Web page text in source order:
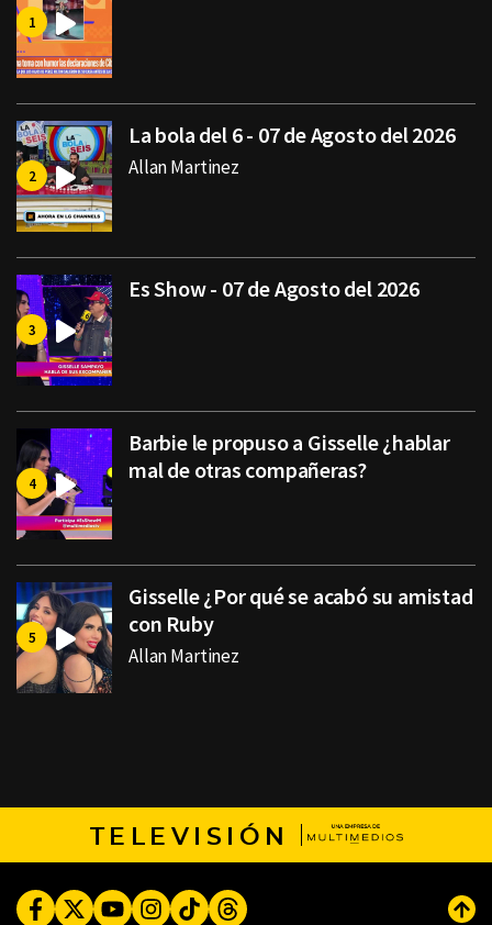
La bola del 6 - 07 de Agosto del 2026
Allan Martinez
Es Show - 07 de Agosto del 2026
Barbie le propuso a Gisselle ¿hablar
mal de otras compañeras?
Gisselle ¿Por qué se acabó su amistad
con Ruby
Allan Martinez
TELEVISIÓN
FacebookTwitterYoutubeInstagram
TikTokThreads